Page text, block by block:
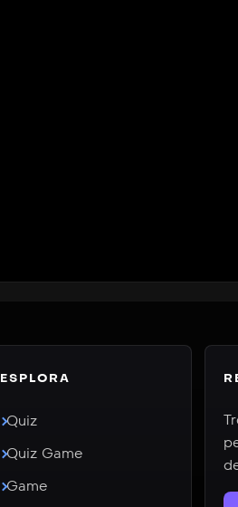
ESPLORA
Quiz
Quiz Game
Game